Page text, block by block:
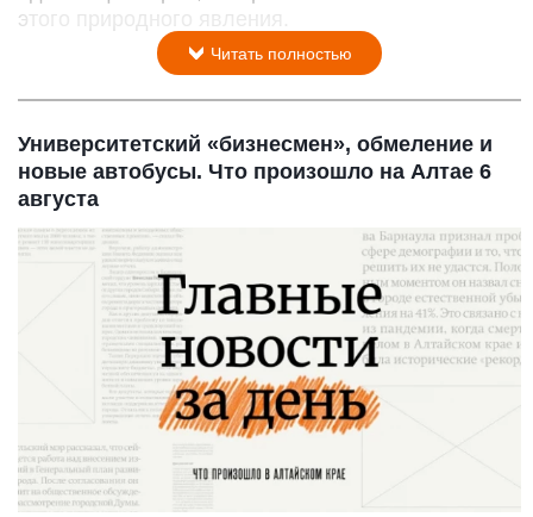
этого природного явления.
Читать полностью
Университетский «бизнесмен», обмеление и
новые автобусы. Что произошло на Алтае 6
августа